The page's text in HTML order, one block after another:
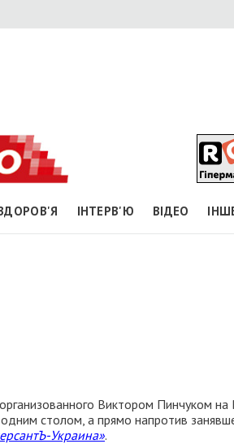
ІНТЕРВ'Ю ВІДЕО
Виктором Пинчуком
столом, а прямо напротив
Украина».